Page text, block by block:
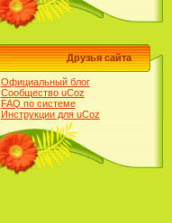
Друзья сайта
Официальный блог
Сообщество uCoz
FAQ по системе
Инструкции для uCoz